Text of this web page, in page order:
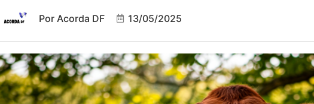
Por Acorda DF 13/05/2025